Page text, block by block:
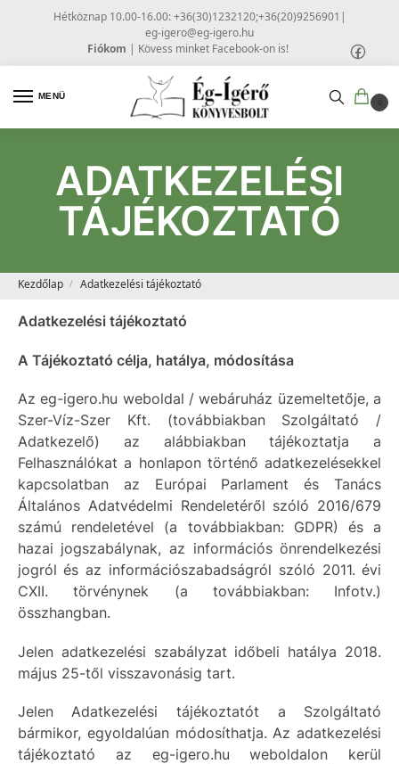
Hétköznap 10.00-16.00: +36(30)1232120;+36(20)9256901 |
eg-igero@eg-igero.hu
Fiókom | Kövess minket Facebook-on is!
MENÜ
0
ADATKEZELÉSI
TÁJÉKOZTATÓ
Kezdőlap / Adatkezelési tájékoztató
Adatkezelési tájékoztató
A Tájékoztató célja, hatálya, módosítása
Az eg-igero.hu weboldal / webáruház üzemeltetője, a
Szer-Víz-Szer Kft. (továbbiakban Szolgáltató /
Adatkezelő) az alábbiakban tájékoztatja a
Felhasználókat a honlapon történő adatkezelésekkel
kapcsolatban az Európai Parlament és Tanács
Általános Adatvédelmi Rendeletéről szóló 2016/679
számú rendeletével (a továbbiakban: GDPR) és a
hazai jogszabálynak, az információs önrendelkezési
jogról és az információszabadságról szóló 2011. évi
CXII. törvénynek (a továbbiakban: Infotv.)
összhangban.
Jelen adatkezelési szabályzat időbeli hatálya 2018.
május 25-től visszavonásig tart.
Jelen Adatkezelési tájékoztatót a Szolgáltató
bármikor, egyoldalúan módosíthatja. Az adatkezelési
tájékoztató az eg-igero.hu weboldalon kerül